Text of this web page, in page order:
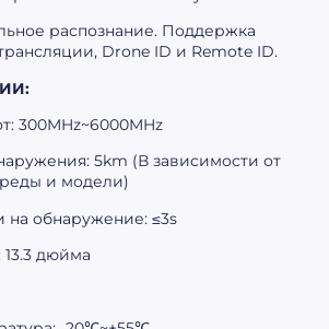
распознание. Поддержка
Drone ID и Remote ID.
300MHz~6000MHz
5km (В зависимости от
и модели)
на обнаружение: ≤3s
13.3 дюйма